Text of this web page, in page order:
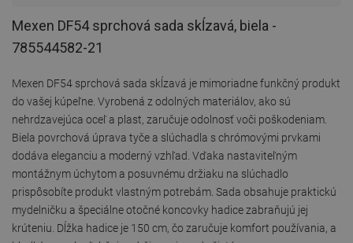
Mexen DF54 sprchová sada skĺzavá, biela -
785544582-21
Mexen DF54 sprchová sada skĺzavá je mimoriadne funkčný produkt
do vašej kúpeľne. Vyrobená z odolných materiálov, ako sú
nehrdzavejúca oceľ a plast, zaručuje odolnosť voči poškodeniam.
Biela povrchová úprava tyče a slúchadla s chrómovými prvkami
dodáva eleganciu a moderný vzhľad. Vďaka nastaviteľným
montážnym úchytom a posuvnému držiaku na slúchadlo
prispôsobíte produkt vlastným potrebám. Sada obsahuje praktickú
mydelničku a špeciálne otočné koncovky hadice zabraňujú jej
krúteniu. Dĺžka hadice je 150 cm, čo zaručuje komfort používania, a